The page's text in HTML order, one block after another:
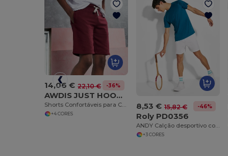
14,06 € 22,10 € -36%
AWDIS JUST HOODS JH080
Shorts Confortáveis para Campus e Lazer
+4 CORES
8,53 € 15,82 € -46%
Roly PD0356
ANDY Calção desportivo com bolsos laterais
+3 CORES